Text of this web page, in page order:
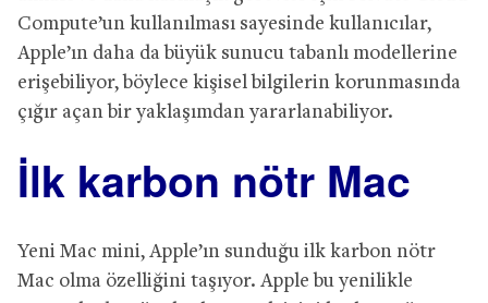
Compute’un kullanılması sayesinde kullanıcılar,
Apple’ın daha da büyük sunucu tabanlı modellerine
erişebiliyor, böylece kişisel bilgilerin korunmasında
çığır açan bir yaklaşımdan yararlanabiliyor.
İlk karbon nötr Mac
Yeni Mac mini, Apple’ın sunduğu ilk karbon nötr
Mac olma özelliğini taşıyor. Apple bu yenilikle